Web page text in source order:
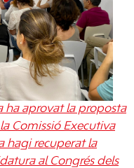
ha aprovat la proposta
Comissió Executiva
hagi recuperat la
al Congrés dels